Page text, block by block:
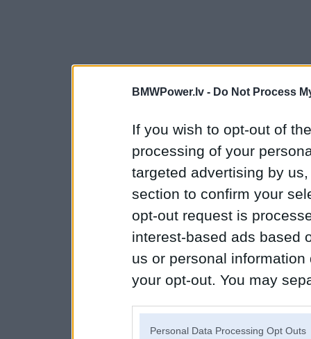
BMWPower.lv - Do Not Process
If you wish to opt-out of
processing of your
targeted advertising by
section to confirm your
opt-out request is
interest-based ads based
us or personal
your opt-out. You may
Personal Data Processing Opt Outs